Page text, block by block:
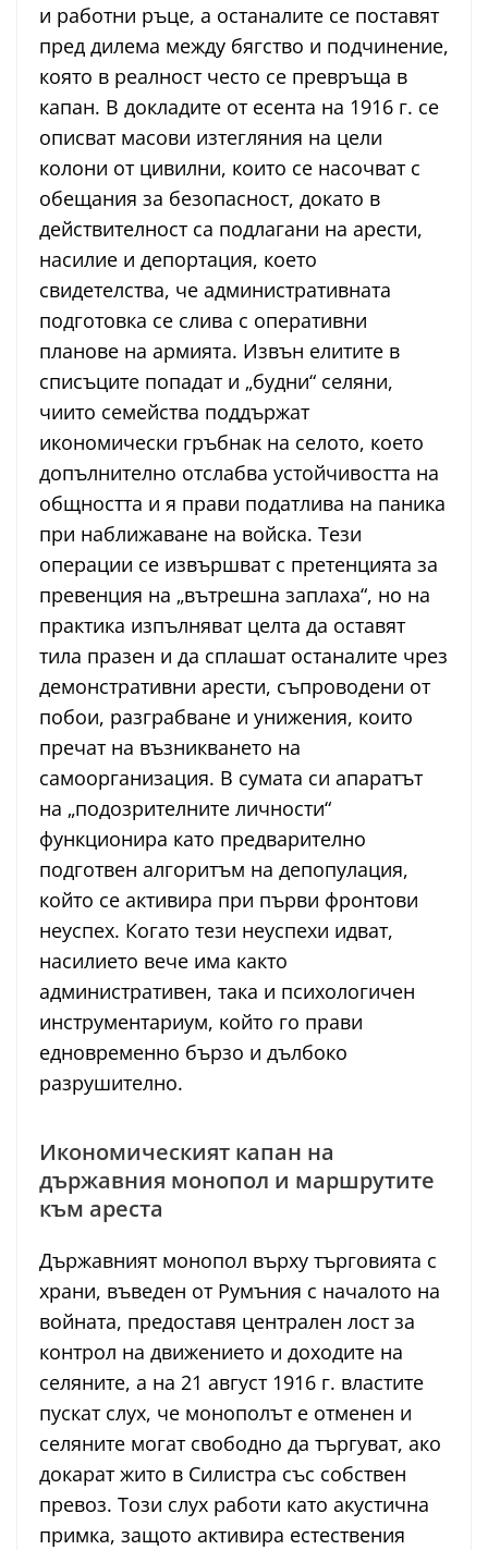
и работни ръце, а останалите се поставят
пред дилема между бягство и подчинение,
която в реалност често се превръща в
капан. В докладите от есента на 1916 г. се
описват масови изтегляния на цели
колони от цивилни, които се насочват с
обещания за безопасност, докато в
действителност са подлагани на арести,
насилие и депортация, което
свидетелства, че административната
подготовка се слива с оперативни
планове на армията. Извън елитите в
списъците попадат и „будни“ селяни,
чиито семейства поддържат
икономически гръбнак на селото, което
допълнително отслабва устойчивостта на
общността и я прави податлива на паника
при наближаване на войска. Тези
операции се извършват с претенцията за
превенция на „вътрешна заплаха“, но на
практика изпълняват целта да оставят
тила празен и да сплашат останалите чрез
демонстративни арести, съпроводени от
побои, разграбване и унижения, които
пречат на възникването на
самоорганизация. В сумата си апаратът
на „подозрителните личности“
функционира като предварително
подготвен алгоритъм на депопулация,
който се активира при първи фронтови
неуспех. Когато тези неуспехи идват,
насилието вече има както
административен, така и психологичен
инструментариум, който го прави
едновременно бързо и дълбоко
разрушително.
Икономическият капан на
държавния монопол и маршрутите
към ареста
Държавният монопол върху търговията с
храни, въведен от Румъния с началото на
войната, предоставя централен лост за
контрол на движението и доходите на
селяните, а на 21 август 1916 г. властите
пускат слух, че монополът е отменен и
селяните могат свободно да търгуват, ако
докарат жито в Силистра със собствен
превоз. Този слух работи като акустична
примка, защото активира естествения